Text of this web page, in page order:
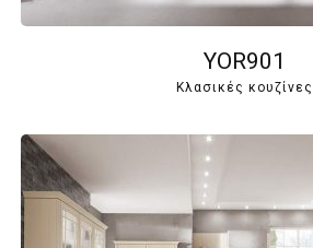
YOR901
Κλασικές κουζίνες